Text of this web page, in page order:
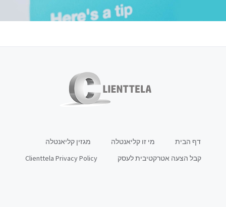
דף הבית מי זו קליאנטלה
מגזין קליאנטלה
קבל הצעה אטרקטיבית לעסק
Clienttela Privacy Policy